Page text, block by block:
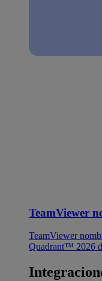
TeamViewer
TeamViewer
Quadrant™ 2026